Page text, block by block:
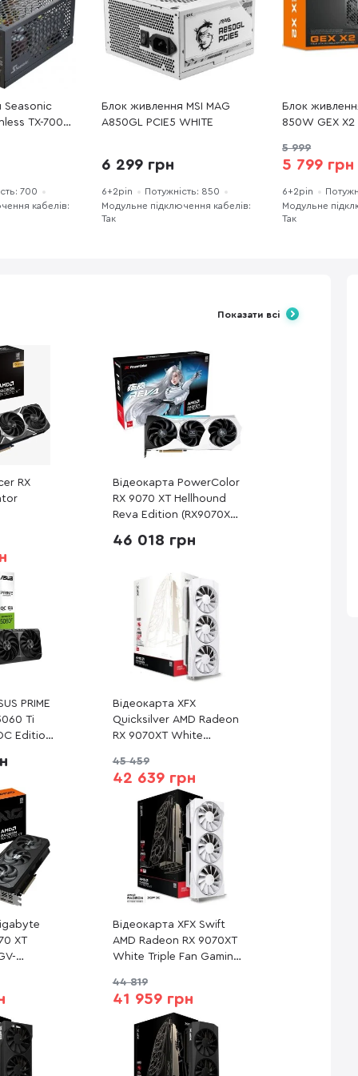
Seasonic
TX-700
700
кабелів:
Блок живлення MSI MAG
A850GL PCIE5 WHITE
6 299 грн
6+2pin
Потужність: 850
Модульне підключення кабелів:
Так
Блок
850W GEX X2
5 999
5 799 грн
6+2pin
Модульне
Так
Показати всі
RX
Відеокарта PowerColor
RX 9070 XT Hellhound
Reva Edition (RX9070XT
46 018 грн
PRIME
Ti
Edition
Відеокарта XFX
Quicksilver AMD Radeon
RX 9070XT White
97TQICKW9)
45 459
42 639 грн
XT
Відеокарта XFX Swift
AMD Radeon RX 9070XT
White Triple Fan Gaming
44 819
41 959 грн